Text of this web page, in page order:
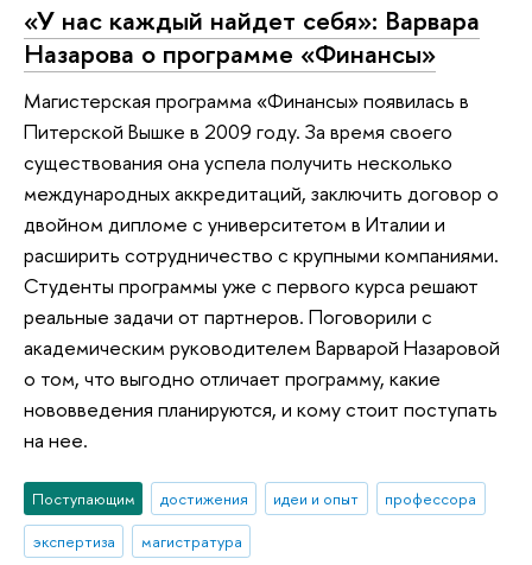
«У нас каждый найдет себя»: Варвара
Назарова о программе «Финансы»
Магистерская программа «Финансы» появилась в
Питерской Вышке в 2009 году. За время своего
существования она успела получить несколько
международных аккредитаций, заключить договор о
двойном дипломе с университетом в Италии и
расширить сотрудничество с крупными компаниями.
Студенты программы уже с первого курса решают
реальные задачи от партнеров. Поговорили с
академическим руководителем Варварой Назаровой
о том, что выгодно отличает программу, какие
нововведения планируются, и кому стоит поступать
на нее.
Поступающим достижения идеи и опыт
профессора
экспертиза
магистратура